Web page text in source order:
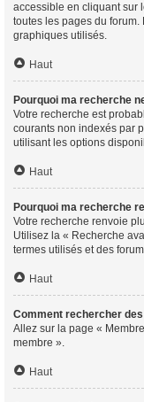
accessible en cliquant sur
toutes les pages du forum.
graphiques utilisés.
Haut
Pourquoi ma recherche
Votre recherche est
courants non indexés par
utilisant les options
Haut
Pourquoi ma recherche
Votre recherche renvoie
Utilisez la « Recherche
termes utilisés et des
Haut
Comment rechercher
Allez sur la page «
membre ».
Haut